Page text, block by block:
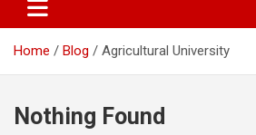
Home Blog Agricultural University
Nothing Found